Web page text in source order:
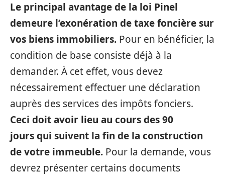
Le principal avantage de la loi Pinel
demeure l’exonération de taxe foncière sur
vos biens immobiliers. Pour en bénéficier, la
condition de base consiste déjà à la
demander. À cet effet, vous devez
nécessairement effectuer une déclaration
auprès des services des impôts fonciers.
Ceci doit avoir lieu au cours des 90
jours qui suivent la fin de la construction
de votre immeuble. Pour la demande, vous
devrez présenter certains documents